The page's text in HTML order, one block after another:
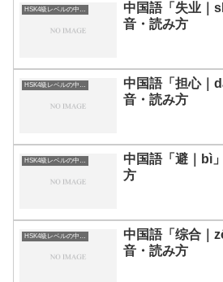
HSK4級レベルの中国語
中国語「失业｜
音・読み方
HSK4級レベルの中国語
中国語「担心｜
音・読み方
HSK4級レベルの中国語
中国語「避｜bì
方
中国語「综合｜
音・読み方